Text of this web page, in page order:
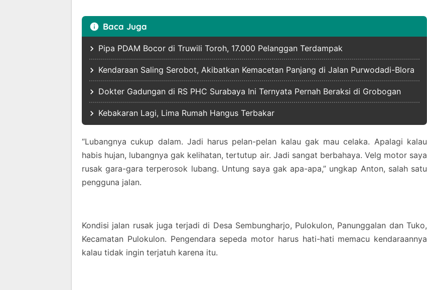
Baca Juga
Pipa PDAM Bocor di Truwili Toroh, 17.000 Pelanggan Terdampak
Kendaraan Saling Serobot, Akibatkan Kemacetan Panjang di Jalan Purwodadi-Blora
Dokter Gadungan di RS PHC Surabaya Ini Ternyata Pernah Beraksi di Grobogan
Kebakaran Lagi, Lima Rumah Hangus Terbakar
“Lubangnya cukup dalam. Jadi harus pelan-pelan kalau gak mau celaka. Apalagi kalau
habis hujan, lubangnya gak kelihatan, tertutup air. Jadi sangat berbahaya. Velg motor saya
rusak gara-gara terperosok lubang. Untung saya gak apa-apa,” ungkap Anton, salah satu
pengguna jalan.
Kondisi jalan rusak juga terjadi di Desa Sembungharjo, Pulokulon, Panunggalan dan Tuko,
Kecamatan Pulokulon. Pengendara sepeda motor harus hati-hati memacu kendaraannya
kalau tidak ingin terjatuh karena itu.